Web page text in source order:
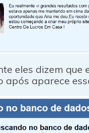
eles dizem
após aparece